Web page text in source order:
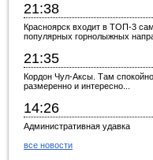
21:38
Красноярск входит в ТОП-3
популярных горнолыжных
21:35
Кордон Чул-Аксы. Там спокойно,
размеренно и интересно...
14:26
Административная удавка
все новости